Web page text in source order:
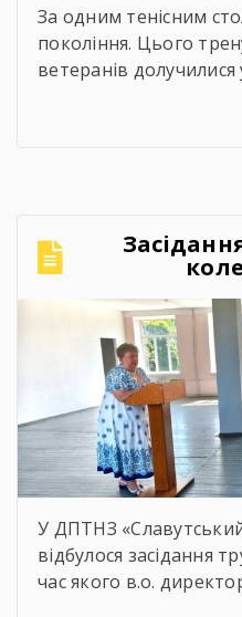
За одним тенісним
покоління. Цього
ветеранів долучилися
усмішок і щирого
відволіктися від
У ДПТНЗ
відбулося засідання
час якого в.о.